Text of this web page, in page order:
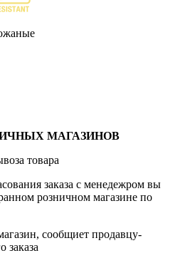
МАГАЗИНОВ
товара
заказа с менедежром вы
розничном магазине по
сообщиет продавцу-
заказа